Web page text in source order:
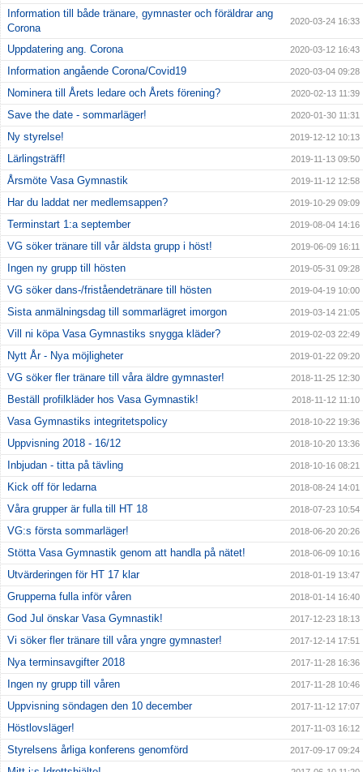
Information till både tränare, gymnaster och föräldrar ang
Corona
2020-03-24 16:33
Uppdatering ang. Corona 2020-03-12 16:43
Information angående Corona/Covid19 2020-03-04 09:28
Nominera till Årets ledare och Årets förening? 2020-02-13 11:39
Save the date - sommarläger! 2020-01-30 11:31
Ny styrelse! 2019-12-12 10:13
Lärlingsträff! 2019-11-13 09:50
Årsmöte Vasa Gymnastik 2019-11-12 12:58
Har du laddat ner medlemsappen? 2019-10-29 09:09
Terminstart 1:a september 2019-08-04 14:16
VG söker tränare till vår äldsta grupp i höst! 2019-06-09 16:11
Ingen ny grupp till hösten 2019-05-31 09:28
VG söker dans-/friståendetränare till hösten 2019-04-19 10:00
Sista anmälningsdag till sommarlägret imorgon 2019-03-14 21:05
Vill ni köpa Vasa Gymnastiks snygga kläder? 2019-02-03 22:49
Nytt År - Nya möjligheter 2019-01-22 09:20
VG söker fler tränare till våra äldre gymnaster! 2018-11-25 12:30
Beställ profilkläder hos Vasa Gymnastik! 2018-11-12 11:10
Vasa Gymnastiks integritetspolicy 2018-10-22 19:36
Uppvisning 2018 - 16/12 2018-10-20 13:36
Inbjudan - titta på tävling 2018-10-16 08:21
Kick off för ledarna 2018-08-24 14:01
Våra grupper är fulla till HT 18 2018-07-23 10:54
VG:s första sommarläger! 2018-06-20 20:26
Stötta Vasa Gymnastik genom att handla på nätet! 2018-06-09 10:16
Utvärderingen för HT 17 klar 2018-01-19 13:47
Grupperna fulla inför våren 2018-01-14 16:40
God Jul önskar Vasa Gymnastik! 2017-12-23 18:13
Vi söker fler tränare till våra yngre gymnaster! 2017-12-14 17:51
Nya terminsavgifter 2018 2017-11-28 16:36
Ingen ny grupp till våren 2017-11-28 10:46
Uppvisning söndagen den 10 december 2017-11-12 17:07
Höstlovsläger! 2017-11-03 16:12
Styrelsens årliga konferens genomförd 2017-09-17 09:24